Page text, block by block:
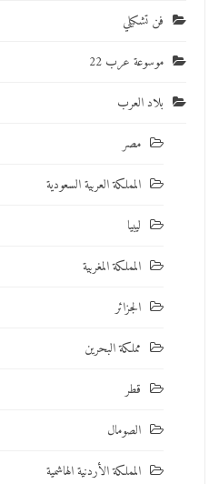
فن تشكيلي
موسوعة عرب 22
بلاد العرب
مصر
المملكة العربية السعودية
ليبيا
المملكة المغربية
الجزائر
مملكة البحرين
قطر
الصومال
المملكة الأردنية الهاشمية